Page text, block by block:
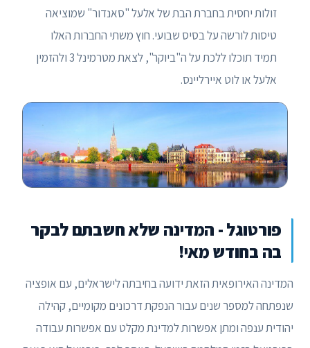
זולות יחסית בחברת הבת של אלעל "סאנדור" שמוציאה
טיסות לורשה על בסיס שבועי. חוץ משתי החברות האלו
תמיד תוכלו ללכת על ה"ביוקר", לצאת מטרמינל 3 ולהזמין
אלעל או לוט איירליינס.
פורטוגל - המדינה שלא חשבתם לבקר
בה בחודש מאי!
המדינה האירופאית הזאת ידועה בחיבתה לישראלים, עם אופציה
שנפתחה למספר שנים עבור הנפקת דרכונים מקומיים, קהילה
יהודית ענפה ומתן אפשרות למדינת מקלט עם אפשרות עבודה